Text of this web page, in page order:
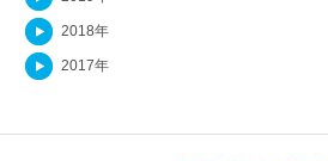
2018年
2017年